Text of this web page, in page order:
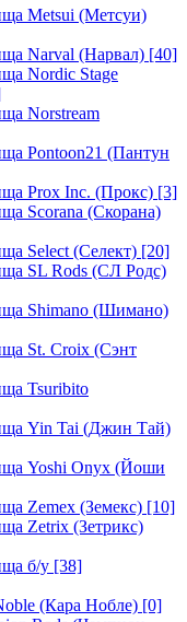
Metsui (Метсуи)
Narval (Нарвал) [40]
Nordic Stage
Norstream
Pontoon21 (Пантун
Prox Inc. (Прокс) [3]
Scorana (Скорана)
Select (Селект) [20]
SL Rods (СЛ Родс)
Shimano (Шимано)
St. Croix (Сэнт
Tsuribito
Yin Tai (Джин Тай)
Yoshi Onyx (Йоши
Zemex (Земекс) [10]
Zetrix (Зетрикс)
б/у [38]
(Кара Нобле) [0]